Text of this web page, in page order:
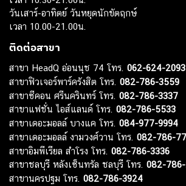
วันเสาร์-อาทิตย์ วันหยุดนักขัตฤกษ์
เวลา 10.00-21.00น.
ติดต่อสาขา
สาขา HeadQ อ่อนนุช 74 โทร. 062-624-2093
สาขาฟิวเจอร์พาร์ครังสิต โทร. 082-786-3559
สาขาซีคอน ศรีนครินทร์ โทร. 082-786-3337
สาขาแฟชั่น ไอส์แลนด์ โทร. 082-786-5533
สาขาเดอะมอลล์ บางแค โทร. 084-977-9994
สาขาเดอะมอลล์ งามวงศ์วาน โทร. 082-786-
สาขาอิมพีเรียล สำโรง โทร. 082-786-3336
สาขาชลบุรี หลังเซ็นทรัล ชลบุรี โทร. 082-
สาขานครปฐม โทร. 082-786-3924